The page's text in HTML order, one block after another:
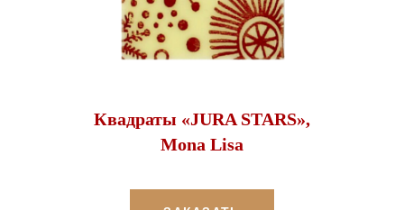
Квадраты «JURA STARS»,
Mona Lisa